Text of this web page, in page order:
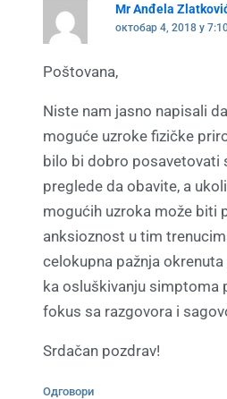
Mr Anđela
октобар 4, 2018 у
Poštovana,
Niste nam jasno napisali
moguće uzroke fizičke
bilo bi dobro posavetovati
preglede da obavite, a
mogućih uzroka može biti
anksioznost u tim
celokupna pažnja okrenuta
ka osluškivanju simptoma
fokus sa razgovora i
Srdačan pozdrav!
Одговори